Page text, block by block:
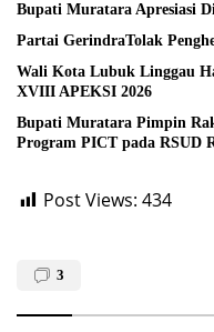
Bupati Muratara Apresiasi
Partai GerindraTolak
Wali Kota Lubuk Linggau
XVIII APEKSI 2026
Bupati Muratara Pimpin
Program PICT pada RSUD
Post Views: 434
3